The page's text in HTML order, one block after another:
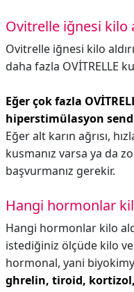
Ovitrelle iğnesi kilo
Ovitrelle iğnesi kilo
daha fazla OVİTRELLE
Eğer çok fazla
hiperstimülasyon
Eğer alt karın ağrısı,
kusmanız varsa ya da
başvurmanız gerekir.
Hangi hormonlar
Hangi hormonlar kilo
istediğiniz ölçüde kilo
hormonal, yani
ghrelin, tiroid,